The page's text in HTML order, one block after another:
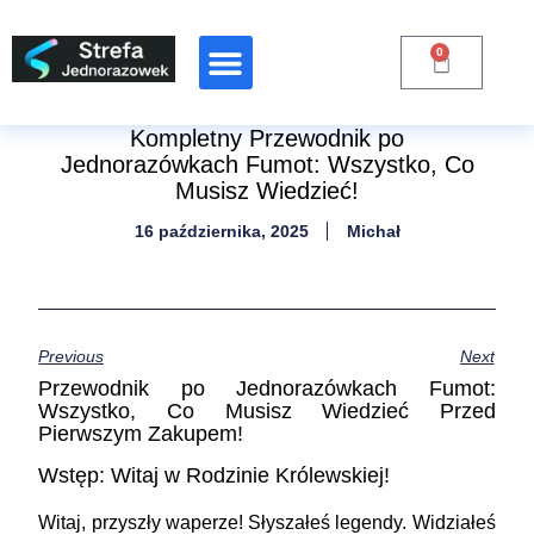
0
Kompletny Przewodnik po
Jednorazówkach Fumot: Wszystko, Co
Musisz Wiedzieć!
16 października, 2025 Michał
Previous Next
Przewodnik po Jednorazówkach Fumot:
Wszystko, Co Musisz Wiedzieć Przed
Pierwszym Zakupem!
Wstęp: Witaj w Rodzinie Królewskiej!
Witaj, przyszły waperze! Słyszałeś legendy. Widziałeś